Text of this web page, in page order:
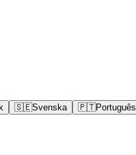
🇸🇪Svenska 🇵🇹Português